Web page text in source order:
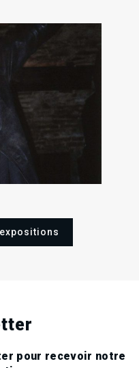
pour recevoir notre
COURS
.